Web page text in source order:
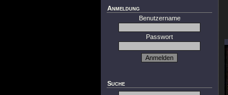
Anmeldung
Benutzername
Passwort
Suche